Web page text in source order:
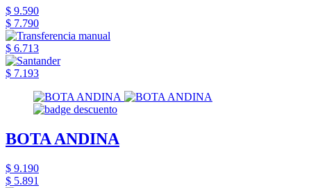
$ 9.590
$ 7.790
$ 6.713
$ 7.193
BOTA ANDINA
$ 9.190
$ 5.891